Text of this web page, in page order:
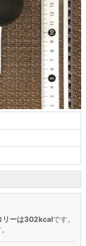
リーは302kcalです。